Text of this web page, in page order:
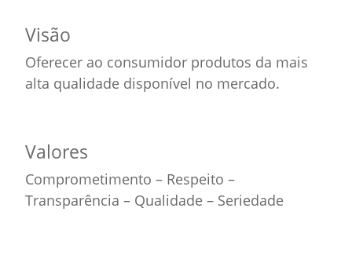
Visão
Oferecer ao consumidor produtos da mais
alta qualidade disponível no mercado.
Valores
Comprometimento – Respeito –
Transparência – Qualidade – Seriedade